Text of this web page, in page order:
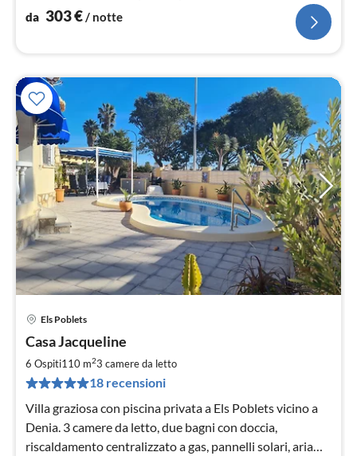
da 303€/ notte
Els Poblets
Casa Jacqueline
6 Ospiti110 m23 camere da letto
18 recensioni
Villa graziosa con piscina privata a Els Poblets vicino a
Denia. 3 camere da letto, due bagni con doccia,
riscaldamento centralizzato a gas, pannelli solari, aria